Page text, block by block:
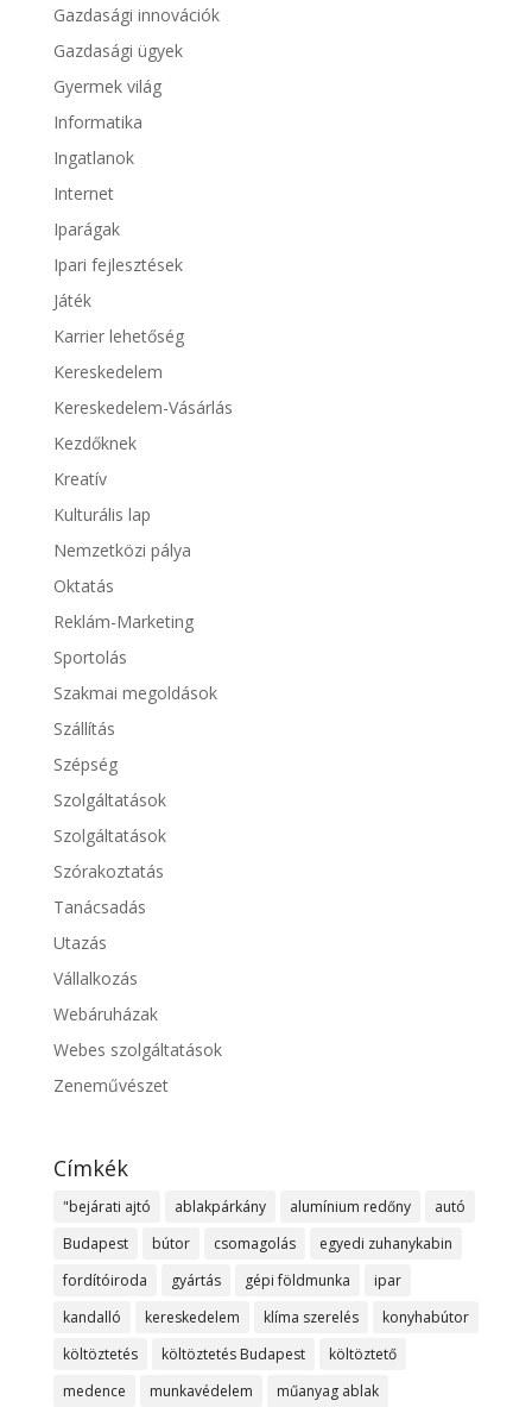
Gazdasági innovációk
Gazdasági ügyek
Gyermek világ
Informatika
Ingatlanok
Internet
Iparágak
Ipari fejlesztések
Játék
Karrier lehetőség
Kereskedelem
Kereskedelem-Vásárlás
Kezdőknek
Kreatív
Kulturális lap
Nemzetközi pálya
Oktatás
Reklám-Marketing
Sportolás
Szakmai megoldások
Szállítás
Szépség
Szolgáltatások
Szolgáltatások
Szórakoztatás
Tanácsadás
Utazás
Vállalkozás
Webáruházak
Webes szolgáltatások
Zeneművészet
Címkék
"bejárati ajtó ablakpárkány alumínium redőny
autó
Budapest
bútor csomagolás
egyedi zuhanykabin
fordítóiroda
gyártás gépi földmunka
ipar
kandalló
kereskedelem klíma szerelés
konyhabútor
költöztetés
költöztetés Budapest
költöztető
medence
munkavédelem műanyag ablak